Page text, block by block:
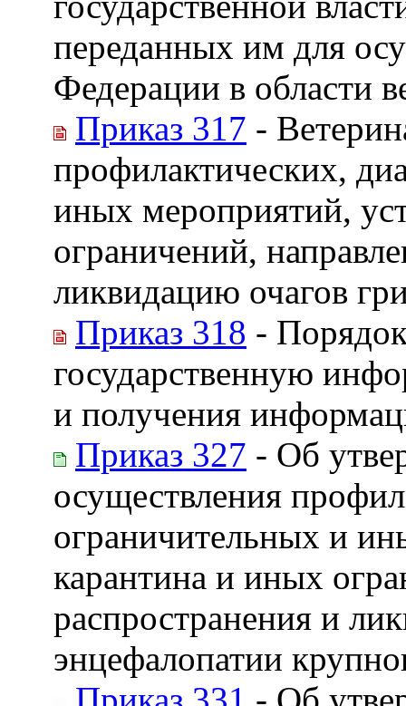
переданных им для
Федерации в области
Приказ 317 -
профилактических,
иных мероприятий,
ограничений,
ликвидацию очагов
Приказ 318 -
государственную
и получения
Приказ 327 - Об
осуществления
ограничительных и
карантина и иных
распространения и
энцефалопатии